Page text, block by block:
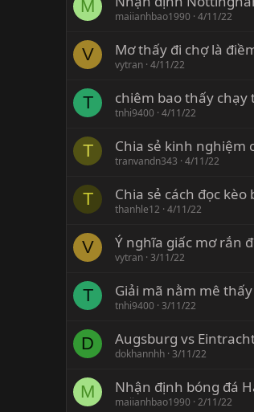
M
maiianhbao1990 4/11/22
V Mơ thấy đi chợ là
vytran 4/11/22
T chiêm bao thấy chạy
tnhi9400 4/11/22
T Chia sẻ kinh nghiệm
tranvandn343 4/11/22
T Chia sẻ cách đọc kèo
thanhle12 4/11/22
V Ý nghĩa giấc mơ rắn
vytran 3/11/22
T Giải mã nằm mê
tnhi9400 3/11/22
D Augsburg vs
dokhannhh 3/11/22
M Nhận định bóng đá
maiianhbao1990 2/11/22